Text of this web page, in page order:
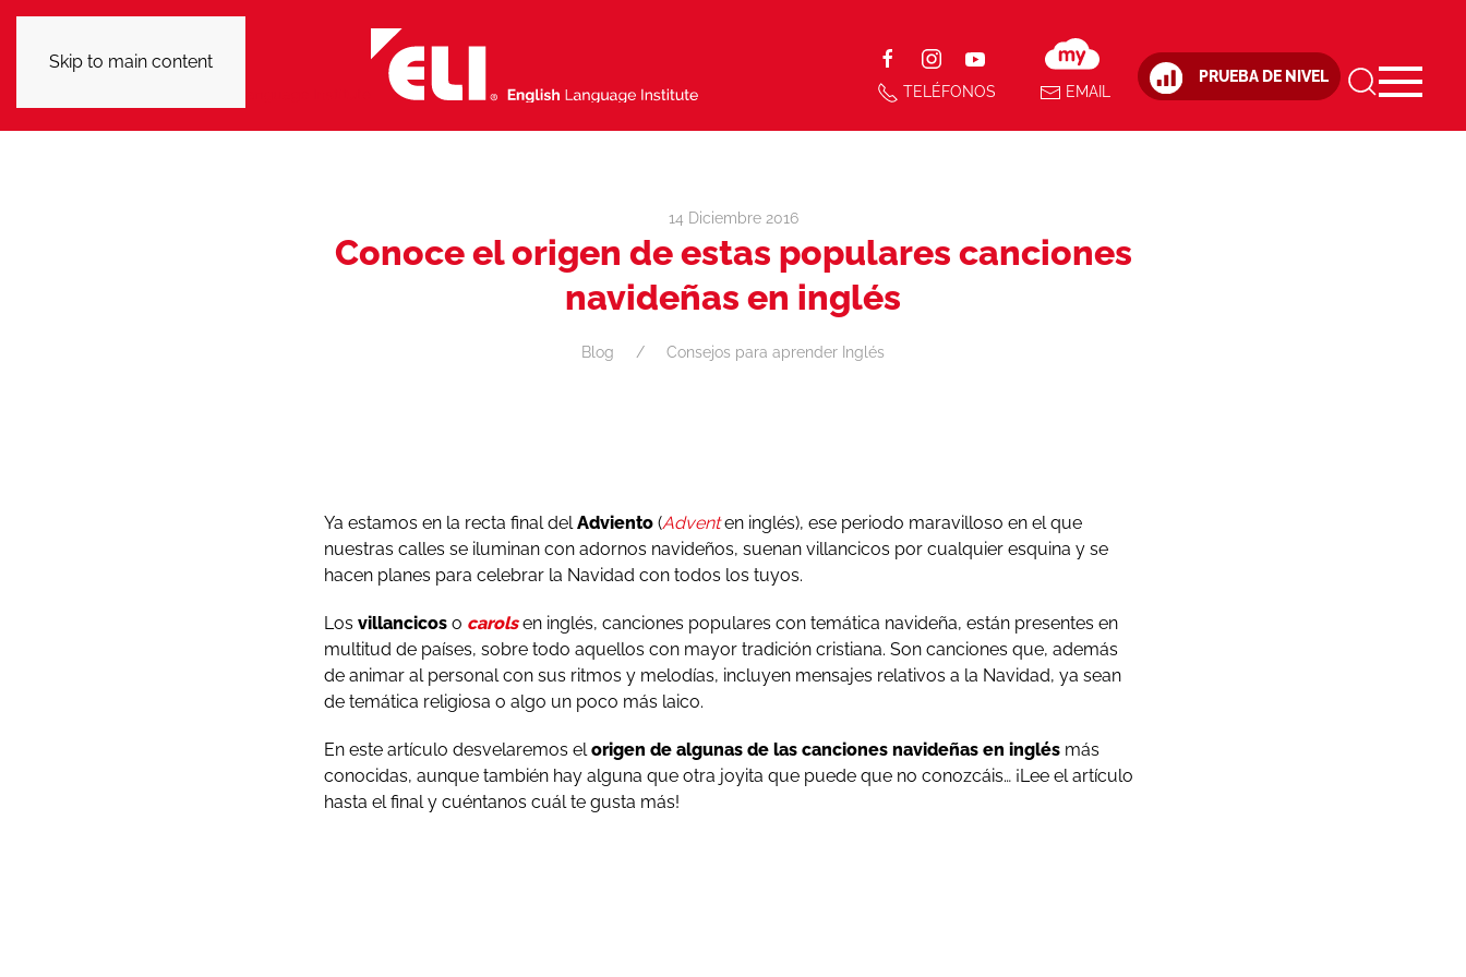
Skip to main content
TELÉFONOS EMAIL
PRUEBA DE NIVEL
14 Diciembre 2016
Conoce el origen de estas populares canciones
navideñas en inglés
Blog Consejos para aprender Inglés
Ya estamos en la recta final delAdviento (Adventen inglés), ese periodo maravilloso en el que
nuestras calles se iluminan con adornos navideños, suenan villancicos por cualquier esquina y se
hacen planes para celebrar la Navidad con todos los tuyos.
Los villancicos o carolsen inglés, canciones populares con temática navideña, están presentes en
multitud de países, sobre todo aquellos con mayor tradición cristiana. Son canciones que, además
de animar al personal con sus ritmos y melodías, incluyen mensajes relativos a la Navidad, ya sean
de temática religiosa o algo un poco más laico.
En este artículo desvelaremos elorigen de algunas de las canciones navideñas en inglés más
conocidas, aunque también hay alguna que otra joyita que puede que no conozcáis… ¡Lee el artículo
hasta el final y cuéntanos cuál te gusta más!